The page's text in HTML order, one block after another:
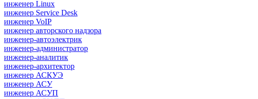
инженер Linux
инженер Service Desk
инженер VoIP
инженер авторского надзора
инженер-автоэлектрик
инженер-администратор
инженер-аналитик
инженер-архитектор
инженер АСКУЭ
инженер АСУ
инженер АСУП